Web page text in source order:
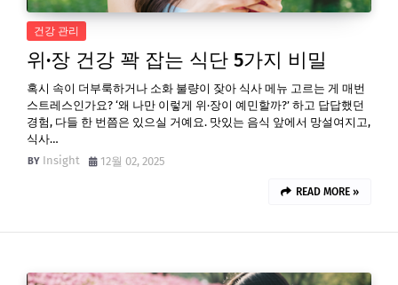
건강 관리
위·장 건강 꽉 잡는 식단 5가지 비밀
혹시 속이 더부룩하거나 소화 불량이 잦아 식사 메뉴 고르는 게 매번
스트레스인가요? ‘왜 나만 이렇게 위·장이 예민할까?’ 하고 답답했던
경험, 다들 한 번쯤은 있으실 거예요. 맛있는 음식 앞에서 망설여지고,
식사…
Insight
12월 02, 2025
READ MORE »